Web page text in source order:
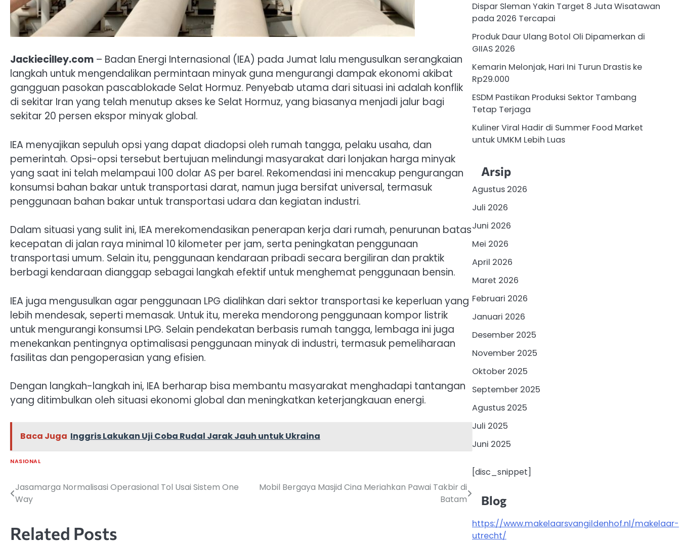
Jackiecilley.com – Badan Energi Internasional (IEA) pada Jumat lalu mengusulkan serangkaian
langkah untuk mengendalikan permintaan minyak guna mengurangi dampak ekonomi akibat
gangguan pasokan pascablokade Selat Hormuz. Penyebab utama dari situasi ini adalah konflik
di sekitar Iran yang telah menutup akses ke Selat Hormuz, yang biasanya menjadi jalur bagi
sekitar 20 persen ekspor minyak global.
IEA menyajikan sepuluh opsi yang dapat diadopsi oleh rumah tangga, pelaku usaha, dan
pemerintah. Opsi-opsi tersebut bertujuan melindungi masyarakat dari lonjakan harga minyak
yang saat ini telah melampaui 100 dolar AS per barel. Rekomendasi ini mencakup pengurangan
konsumsi bahan bakar untuk transportasi darat, namun juga bersifat universal, termasuk
penggunaan bahan bakar untuk transportasi udara dan kegiatan industri.
Dalam situasi yang sulit ini, IEA merekomendasikan penerapan kerja dari rumah, penurunan batas
kecepatan di jalan raya minimal 10 kilometer per jam, serta peningkatan penggunaan
transportasi umum. Selain itu, penggunaan kendaraan pribadi secara bergiliran dan praktik
berbagi kendaraan dianggap sebagai langkah efektif untuk menghemat penggunaan bensin.
IEA juga mengusulkan agar penggunaan LPG dialihkan dari sektor transportasi ke keperluan yang
lebih mendesak, seperti memasak. Untuk itu, mereka mendorong penggunaan kompor listrik
untuk mengurangi konsumsi LPG. Selain pendekatan berbasis rumah tangga, lembaga ini juga
menekankan pentingnya optimalisasi penggunaan minyak di industri, termasuk pemeliharaan
fasilitas dan pengoperasian yang efisien.
Dengan langkah-langkah ini, IEA berharap bisa membantu masyarakat menghadapi tantangan
yang ditimbulkan oleh situasi ekonomi global dan meningkatkan keterjangkauan energi.
Baca Juga Inggris Lakukan Uji Coba Rudal Jarak Jauh untuk Ukraina
NASIONAL
Navigasi
Jasamarga Normalisasi Operasional Tol Usai Sistem One
Way
Mobil Bergaya Masjid Cina Meriahkan Pawai Takbir di
Batam
Related Posts
Dispar Sleman Yakin Target 8 Juta Wisatawan
pada 2026 Tercapai
Produk Daur Ulang Botol Oli Dipamerkan di
GIIAS 2026
Kemarin Melonjak, Hari Ini Turun Drastis ke
Rp29.000
ESDM Pastikan Produksi Sektor Tambang
Tetap Terjaga
Kuliner Viral Hadir di Summer Food Market
untuk UMKM Lebih Luas
Arsip
Agustus 2026
Juli 2026
Juni 2026
Mei 2026
April 2026
Maret 2026
Februari 2026
Januari 2026
Desember 2025
November 2025
Oktober 2025
September 2025
Agustus 2025
Juli 2025
Juni 2025
[disc_snippet]
Blog
https://www.makelaarsvangildenhof.nl/makelaar-
utrecht/